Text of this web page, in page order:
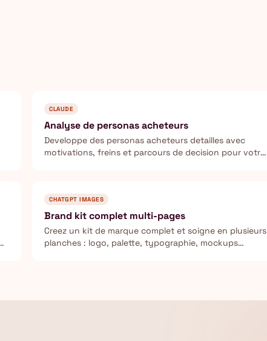
CLAUDE
Analyse de personas acheteurs
Developpe des personas acheteurs detailles avec
motivations, freins et parcours de decision pour votre
CHATGPT IMAGES
Brand kit complet multi-pages
Creez un kit de marque complet et soigne en plusieurs
planches : logo, palette, typographie, mockups